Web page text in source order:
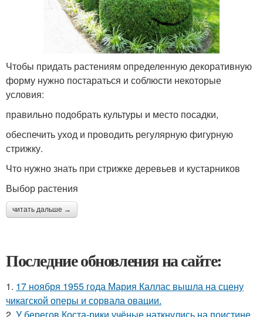
Чтобы придать растениям определенную декоративную
форму нужно постараться и соблюсти некоторые
условия:
правильно подобрать культуры и место посадки,
обеспечить уход и проводить регулярную фигурную
стрижку.
Что нужно знать при стрижке деревьев и кустарников
Выбор растения
читать дальше →
Последние обновления на сайте:
1. 17 ноября 1955 года Мария Каллас вышла на сцену
чикагской оперы и сорвала овации.